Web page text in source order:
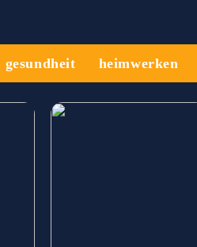
gesundheit heimwerken